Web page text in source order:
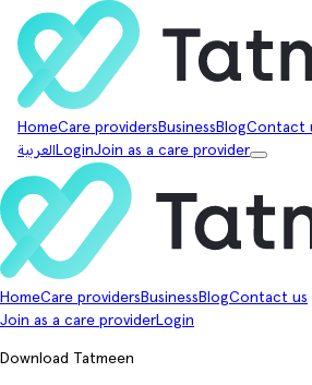
HomeCare providers Business BlogContact
العربية LoginJoin as a care provider
HomeCare providers Business BlogContact us
Join as a care providerLogin
Download Tatmeen